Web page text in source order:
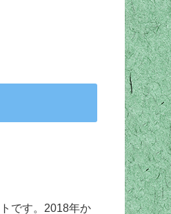
です。2018年か